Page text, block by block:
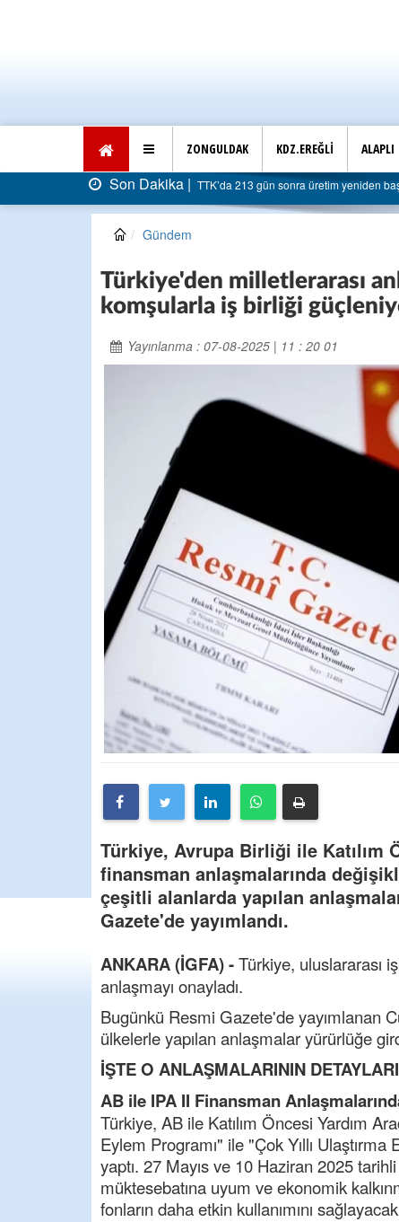
ZONGULDAK KDZ.EREĞLİ ALAPLI
Son Dakika |TTK’da 213 gün sonra üretim yeniden başladı:
Gündem
Türkiye'den milletlerarası
komşularla iş birliği
Yayınlanma : 07-08-2025 | 11 : 20 01
Türkiye, Avrupa Birliği ile Katılım
finansman anlaşmalarında
çeşitli alanlarda yapılan
Gazete'de yayımlandı.
ANKARA (İGFA) -Türkiye, uluslararası
anlaşmayı onayladı.
Bugünkü Resmi Gazete'de yayımlanan
ülkelerle yapılan anlaşmalar yürürlüğe
İŞTE O ANLAŞMALARININ DETAYLARI
AB ile IPA II Finansman
Türkiye, AB ile Katılım Öncesi Yardım
Eylem Programı" ile "Çok Yıllı
yaptı. 27 Mayıs ve 10 Haziran 2025
müktesebatına uyum ve ekonomik
fonların daha etkin kullanımını